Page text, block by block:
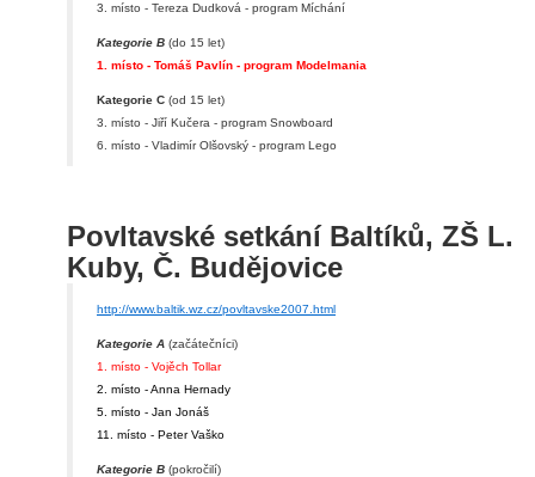
3. místo - Tereza Dudková - program Míchání
Kategorie B (do 15 let)
1. místo - Tomáš Pavlín - program Modelmania
Kategorie C (od 15 let)
3. místo - Jiří Kučera - program Snowboard
6. místo - Vladimír Olšovský - program Lego
Povltavské setkání Baltíků, ZŠ L.
Kuby, Č. Budějovice
http://www.baltik.wz.cz/povltavske2007.html
Kategorie A (začátečníci)
1. místo - Vojěch Tollar
2. místo - Anna Hernady
5. místo - Jan Jonáš
11. místo - Peter Vaško
Kategorie B (pokročilí)